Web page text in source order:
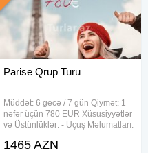
Parise Qrup Turu
Müddət: 6 gecə / 7 gün Qiymət: 1
nəfər üçün 780 EUR Xüsusiyyətlər
və Üstünlüklər: - Uçuş Məlumatları:
Turun Marşrutu: - *Ziyarət ediləcək
1465 AZN